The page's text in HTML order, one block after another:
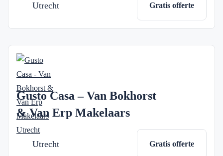
Utrecht Gratis offerte
Gusto Casa – Van Bokhorst
& Van Erp Makelaars
Utrecht Gratis offerte